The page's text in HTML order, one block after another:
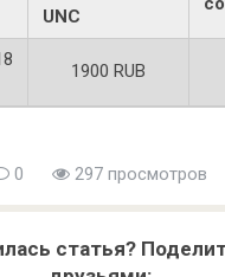
UNC
1900 RUB
0
297 просмотров
статья?